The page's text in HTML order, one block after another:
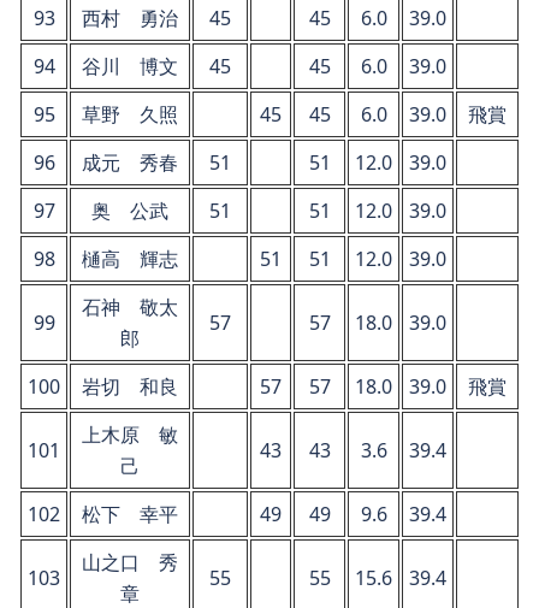
93
西村 勇治 45 45 6.0
39.0
94
谷川 博文 45 45 6.0
39.0
95
草野 久照 45 45 6.0 39.0
飛賞
96
成元 秀春 51 51 12.0
39.0
97
奥 公武 51 51 12.0
39.0
98
樋高 輝志 51 51 12.0 39.0
99
石神 敬太
郎
57 57 18.0 39.0
100 岩切 和良 57 57 18.0 39.0 飛賞
101
上木原 敏
己
43 43 3.6 39.4
102 松下 幸平 49 49 9.6 39.4
103
山之口 秀
章
55 55 15.6 39.4